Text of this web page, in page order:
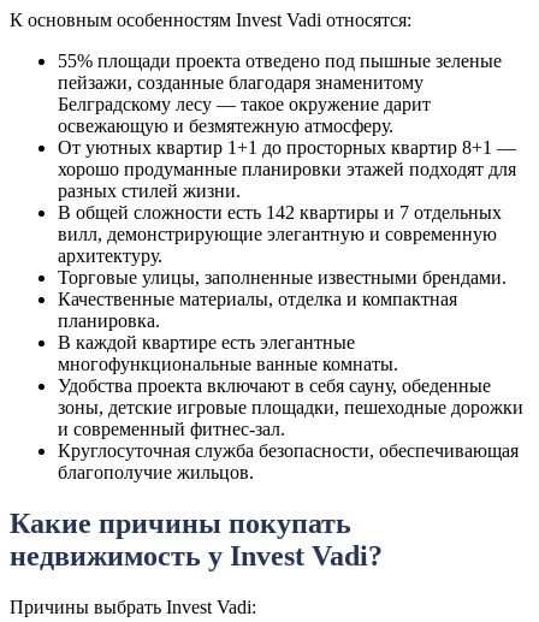
К основным особенностям Invest Vadi относятся:
55% площади проекта отведено под пышные зеленые
пейзажи, созданные благодаря знаменитому
Белградскому лесу — такое окружение дарит
освежающую и безмятежную атмосферу.
От уютных квартир 1+1 до просторных квартир 8+1 —
хорошо продуманные планировки этажей подходят для
разных стилей жизни.
В общей сложности есть 142 квартиры и 7 отдельных
вилл, демонстрирующие элегантную и современную
архитектуру.
Торговые улицы, заполненные известными брендами.
Качественные материалы, отделка и компактная
планировка.
В каждой квартире есть элегантные
многофункциональные ванные комнаты.
Удобства проекта включают в себя сауну, обеденные
зоны, детские игровые площадки, пешеходные дорожки
и современный фитнес-зал.
Круглосуточная служба безопасности, обеспечивающая
благополучие жильцов.
Какие причины покупать
недвижимость у Invest Vadi?
Причины выбрать Invest Vadi: